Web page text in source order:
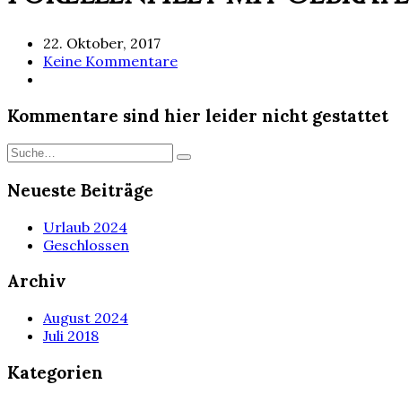
22. Oktober, 2017
Keine Kommentare
Kommentare sind hier leider nicht gestattet
Neueste Beiträge
Urlaub 2024
Geschlossen
Archiv
August 2024
Juli 2018
Kategorien